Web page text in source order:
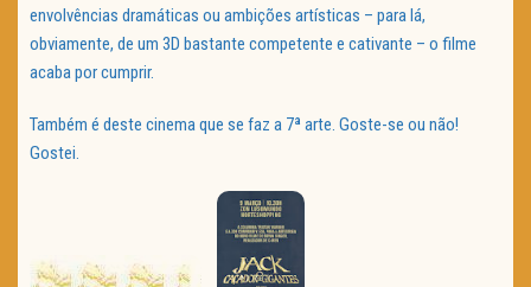
envolvências dramáticas ou ambições artísticas – para lá,
obviamente, de um 3D bastante competente e cativante – o filme
acaba por cumprir.
Também é deste cinema que se faz a 7ª arte. Goste-se ou não!
Gostei.